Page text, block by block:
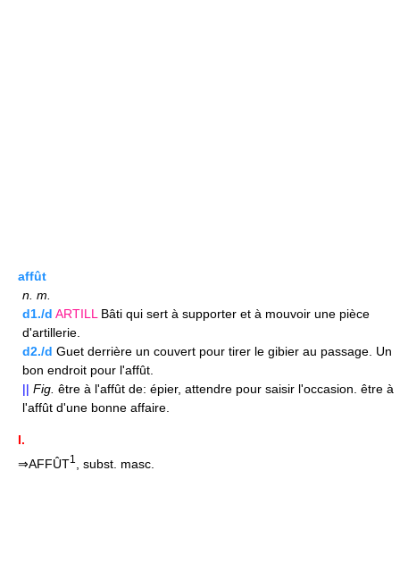
affût
n. m.
d1./d ARTILL Bâti qui sert à supporter et à mouvoir une pièce
d'artillerie.
d2./d Guet derrière un couvert pour tirer le gibier au passage. Un
bon endroit pour l'affût.
|| Fig. être à l'affût de: épier, attendre pour saisir l'occasion. être à
l'affût d'une bonne affaire.
I.
⇒AFFÛT1 , subst. masc.